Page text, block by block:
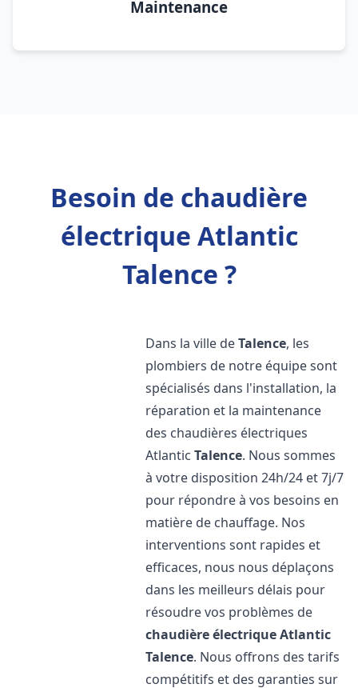
Maintenance
Besoin de chaudière
électrique Atlantic
Talence ?
Dans la ville deTalence, les
plombiers de notre équipe sont
spécialisés dans l'installation, la
réparation et la maintenance
des chaudières électriques
AtlanticTalence. Nous sommes
à votre disposition 24h/24 et 7j/7
pour répondre à vos besoins en
matière de chauffage. Nos
interventions sont rapides et
efficaces, nous nous déplaçons
dans les meilleurs délais pour
résoudre vos problèmes de
chaudière électrique Atlantic
Talence. Nous offrons des tarifs
compétitifs et des garanties sur